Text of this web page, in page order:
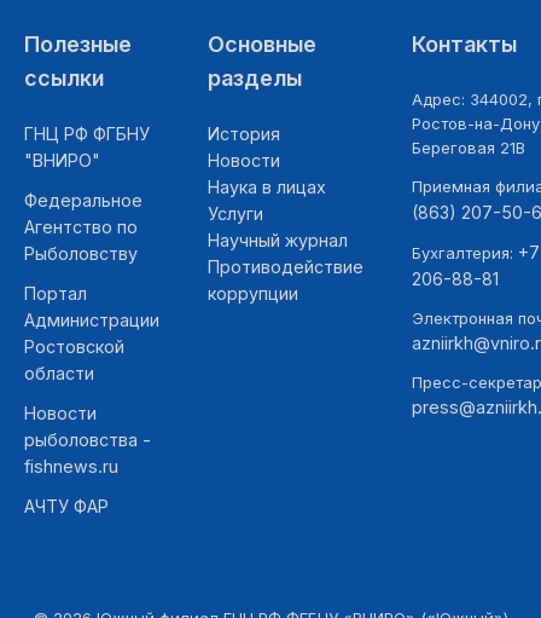
Полезные
ссылки
ГНЦ РФ ФГБНУ
"ВНИРО"
Федеральное
Агентство по
Рыболовству
Портал
Администрации
Ростовской
области
Новости
рыболовства -
fishnews.ru
АЧТУ ФАР
Основные
разделы
История
Новости
Наука в лицах
Услуги
Научный журнал
Противодействие
коррупции
Контакты
Адрес: 344002,
Ростов-на-
Береговая 21В
Приемная
(863) 207-50-
Бухгалтерия:
206-88-81
Электронная
Пресс-